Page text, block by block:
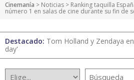
Cinemanía > Noticias > Ranking taquilla
número 1 en salas de cine durante su fin de
Destacado: Tom Holland y Zendaya
day'